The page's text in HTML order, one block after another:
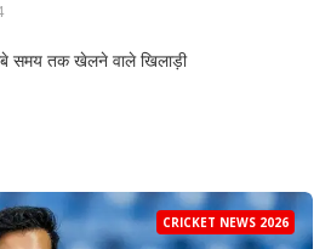
समय तक खेलने वाले खिलाड़ी
CRICKET NEWS 2026